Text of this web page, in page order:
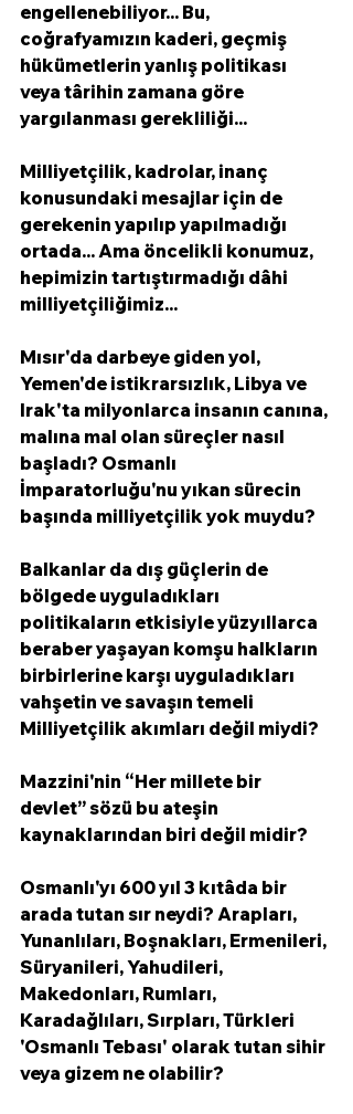
engellenebiliyor... Bu,
coğrafyamızın kaderi, geçmiş
hükümetlerin yanlış politikası
veya târihin zamana göre
yargılanması gerekliliği...
Milliyetçilik, kadrolar, inanç
konusundaki mesajlar için de
gerekenin yapılıp yapılmadığı
ortada... Ama öncelikli konumuz,
hepimizin tartıştırmadığı dâhi
milliyetçiliğimiz...
Mısır'da darbeye giden yol,
Yemen'de istikrarsızlık, Libya ve
Irak'ta milyonlarca insanın canına,
malına mal olan süreçler nasıl
başladı? Osmanlı
İmparatorluğu'nu yıkan sürecin
başında milliyetçilik yok muydu?
Balkanlar da dış güçlerin de
bölgede uyguladıkları
politikaların etkisiyle yüzyıllarca
beraber yaşayan komşu halkların
birbirlerine karşı uyguladıkları
vahşetin ve savaşın temeli
Milliyetçilik akımları değil miydi?
Mazzini'nin “Her millete bir
devlet” sözü bu ateşin
kaynaklarından biri değil midir?
Osmanlı'yı 600 yıl 3 kıtâda bir
arada tutan sır neydi? Arapları,
Yunanlıları, Boşnakları, Ermenileri,
Süryanileri, Yahudileri,
Makedonları, Rumları,
Karadağlıları, Sırpları, Türkleri
'Osmanlı Tebası' olarak tutan sihir
veya gizem ne olabilir?